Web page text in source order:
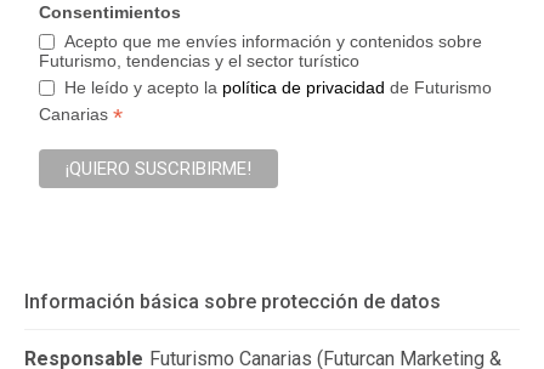
Consentimientos
Acepto que me envíes información y contenidos sobre
Futurismo, tendencias y el sector turístico
He leído y acepto la política de privacidad de Futurismo
Canarias*
Información básica sobre protección de datos
Responsable Futurismo Canarias (Futurcan Marketing &